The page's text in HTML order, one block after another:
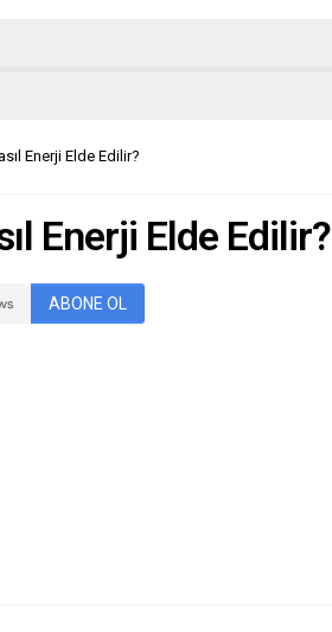
Enerji Elde Edilir?
Enerji Elde Edilir?
ABONE OL